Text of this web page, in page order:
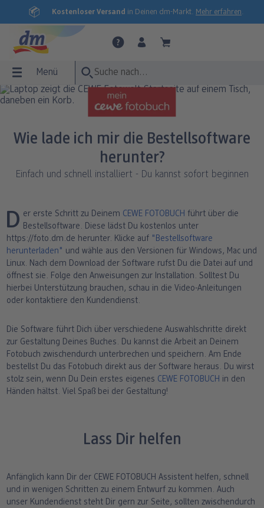
Kostenloser Versand in Deinen dm-Markt. Mehr erfahren
Menü
Menü
Fotobuch
FOTOBUCH Übersicht
CEWE FOTOBUCH
Express-Abholung
FOTOS Übersicht
Express-Abholung
Fotos nature
Foto im Rahmen
Fotos im Holzaufsteller
Art Prints
Little Prints
Fotomagnete
Fotosticker
Biometrisches Passbild
Analog Services
Wandbilder
WANDBILDER Übersicht
Fotoleinwand
Alu-Dibond
Hartschaum
Gallery Print
Poster
Fotocollage
hexxas
Poster mit Rahmen
Fotoleiste
POSTER Übersicht
Premium Poster
Poster mit Rahmen
Posterleiste
Poster mit Design
Große Fotos
Express-Abholung
Fotogeschenke
FOTOGESCHENKE Übersicht
Tassen & Trinkgefäße
Pflegeprodukte
Fotopuzzle
Fotospiele
Handyhüllen
Kissen & Textilien
Schule & Büro
Baby & Kind
Geschenkboxen
Art Prints
Haustier
Grußkarten
GRUSSKARTEN Übersicht
Einladung
Hochzeit
Baby
Party
Einschulung
Alle Anlässe
Karte konfigurieren
Klappkarten
Karte mit Einsteckfoto
Einzelkarten im Direktversand
Fotokalender
FOTOKALENDER Übersicht
Wandkalender
Terminkalender
Express-Abholung
Express-Abholung Übersicht
Fotoabzüge
Sticker
Panorama Fototasse
Poster
Fotoleinwand
Fotopaneele
Markt
Wie lade ich mir die Bestellsoftware
herunter?
Einfach und schnell installiert - Du kannst sofort beginnen
Der erste Schritt zu Deinem CEWE FOTOBUCH führt über die
Bestellsoftware. Diese lädst Du kostenlos unter
https://foto.dm.de herunter. Klicke auf "Bestellsoftware
herunterladen" und wähle aus den Versionen für Windows, Mac und
Linux. Nach dem Download der Software rufst Du die Datei auf und
öffnest sie. Folge den Anweisungen zur Installation. Solltest Du
hierbei Unterstützung brauchen, schau in die Video-Anleitungen
oder kontaktiere den Kundendienst.
Die Software führt Dich über verschiedene Auswahlschritte direkt
zur Gestaltung Deines Buches. Du kannst die Arbeit an Deinem
Fotobuch zwischendurch unterbrechen und speichern. Am Ende
bestellst Du das Fotobuch direkt aus der Software heraus. Du wirst
stolz sein, wenn Du Dein erstes eigenes CEWE FOTOBUCH in den
Händen hältst. Viel Spaß bei der Gestaltung!
Lass Dir helfen
Anfänglich kann Dir der CEWE FOTOBUCH Assistent helfen, schnell
und in wenigen Schritten zu einem Entwurf zu kommen. Auch
unser Kundendienst steht Dir gern zur Seite, sollten zwischendurch